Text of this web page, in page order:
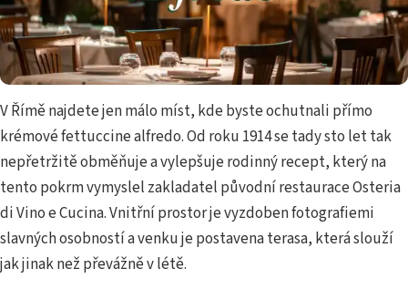
V Římě najdete jen málo míst, kde byste ochutnali přímo
krémové fettuccine alfredo. Od roku 1914 se tady sto let tak
nepřetržitě obměňuje a vylepšuje rodinný recept, který na
tento pokrm vymyslel zakladatel původní restaurace Osteria
di Vino e Cucina. Vnitřní prostor je vyzdoben fotografiemi
slavných osobností a venku je postavena terasa, která slouží
jak jinak než převážně v létě.